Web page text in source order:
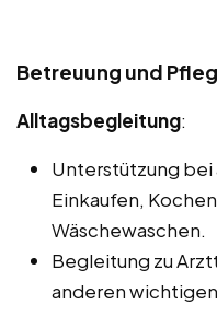
Betreuung und
Alltagsbegleitung:
Unterstützung
Einkaufen,
Wäschewaschen.
Begleitung zu
anderen